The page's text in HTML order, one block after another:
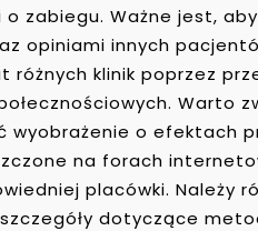
zabiegu. Ważne jest,
opiniami innych
klinik poprzez
Warto
o efektach
na forach
placówki. Należy
dotyczące